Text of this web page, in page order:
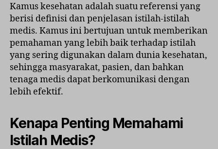
Kamus kesehatan adalah suatu referensi yang
berisi definisi dan penjelasan istilah-istilah
medis. Kamus ini bertujuan untuk memberikan
pemahaman yang lebih baik terhadap istilah
yang sering digunakan dalam dunia kesehatan,
sehingga masyarakat, pasien, dan bahkan
tenaga medis dapat berkomunikasi dengan
lebih efektif.
Kenapa Penting Memahami
Istilah Medis?